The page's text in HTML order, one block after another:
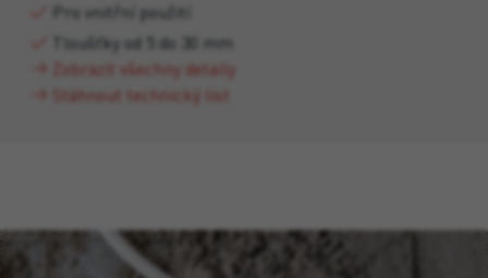
Pro vnitřní použití
Tloušťky od 5 do 30 mm
Zobrazit všechny detaily
Stáhnout technický list